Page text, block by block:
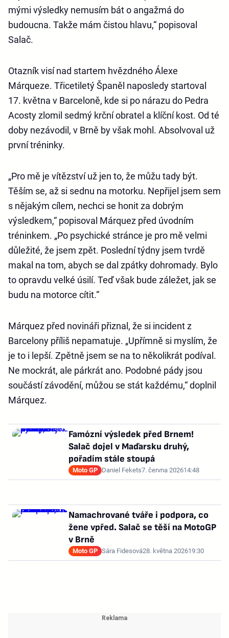
mými výsledky nemusím bát o angažmá do
budoucna. Takže mám čistou hlavu,“ popisoval
Salač.
Otazník visí nad startem hvězdného Álexe
Márqueze. Třicetiletý Španěl naposledy startoval
17. května v Barceloně, kde si po nárazu do Pedra
Acosty zlomil sedmý krční obratel a klíční kost. Od té
doby nezávodil, v Brně by však mohl. Absolvoval už
první tréninky.
„Pro mě je vítězství už jen to, že můžu tady být.
Těším se, až si sednu na motorku. Nepřijel jsem sem
s nějakým cílem, nechci se honit za dobrým
výsledkem,“ popisoval Márquez před úvodním
tréninkem. „Po psychické stránce je pro mě velmi
důležité, že jsem zpět. Poslední týdny jsem tvrdě
makal na tom, abych se dal zpátky dohromady. Bylo
to opravdu velké úsilí. Teď však bude záležet, jak se
budu na motorce cítit.“
Márquez před novináři přiznal, že si incident z
Barcelony příliš nepamatuje. „Upřímně si myslím, že
je to i lepší. Zpětně jsem se na to několikrát podíval.
Ne mockrát, ale párkrát ano. Podobné pády jsou
součástí závodění, můžou se stát každému,“ doplnil
Márquez.
Famózní výsledek před Brnem!
Salač dojel v Maďarsku druhý,
pořadím stále stoupá
Moto GP Daniel Fekets7. června 202614:48
Namachrované tváře i podpora, co
žene vpřed. Salač se těší na MotoGP
v Brně
Moto GP Sára Fidesová28. května 202619:30